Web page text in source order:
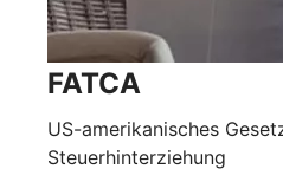
FATCA
US-amerikanisches
Steuerhinterziehung